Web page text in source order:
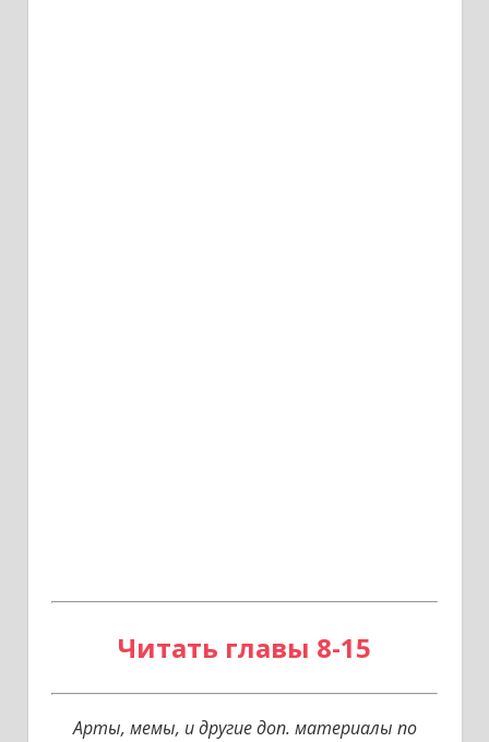
Читать главы 8-15
Арты, мемы, и другие доп. материалы по